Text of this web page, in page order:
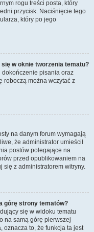
rogu treści posta, który
przycisk. Naciśnięcie tego
który po jego
się w oknie tworzenia tematu?
dokończenie pisania oraz
roboczą można wczytać z
na danym forum wymagają
że administrator umieścił
postów polegające na
przed opublikowaniem na
się z administratorem witryny.
górę strony tematów?
się w widoku tematu
na samą górę pierwszej
oznacza to, że funkcja ta jest